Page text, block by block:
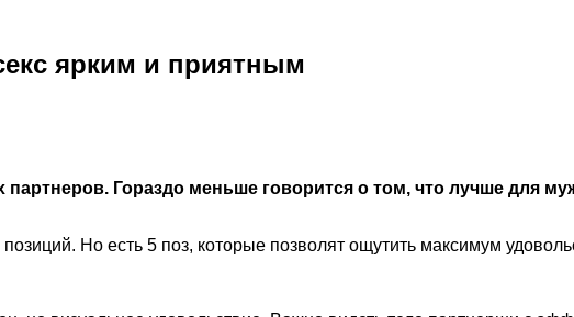
ярким и приятным
Гораздо меньше говорится о том, что лучше для
Но есть 5 поз, которые позволят ощутить максимум